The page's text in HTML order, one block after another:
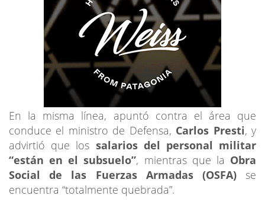
En la misma línea, apuntó contra el área que
conduce el ministro de Defensa, Carlos Presti, y
advirtió que los salarios del personal militar
“están en el subsuelo”, mientras que la Obra
Social de las Fuerzas Armadas (OSFA)se
encuentra “totalmente quebrada”.